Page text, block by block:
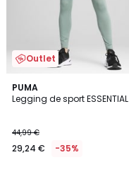
Outlet
PUMA
Legging de sport ESSENTIAL
44,99 €
29,24 € -35%